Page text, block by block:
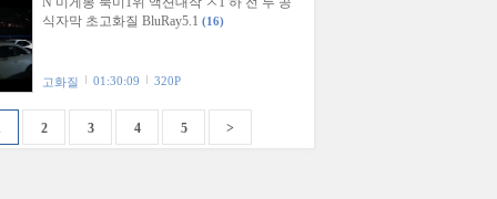
식자막 초고화질 BluRay5.1 (16)
고화질 01:30:09 320P
2 3 4 5 >